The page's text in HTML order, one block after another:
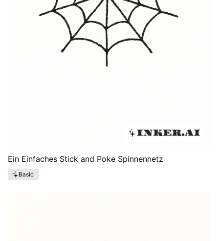
Ein Einfaches Stick and Poke Spinnennetz
Basic